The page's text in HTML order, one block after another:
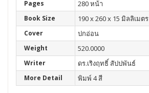
Pages 280 หน้า
Book Size 190 x 260 x 15 มิลลิเมตร
Cover ปกอ่อน
Weight 520.0000
Writer ดร.เริงฤทธิ์ สัปปพันธ์
More Detail พิมพ์ 4 สี